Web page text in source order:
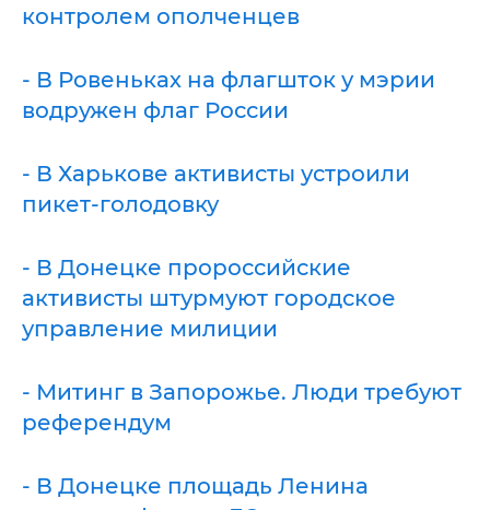
контролем ополченцев
- В Ровеньках на флагшток у мэрии
водружен флаг России
- В Харькове активисты устроили
пикет-голодовку
- В Донецке пророссийские
активисты штурмуют городское
управление милиции
- Митинг в Запорожье. Люди требуют
референдум
- В Донецке площадь Ленина